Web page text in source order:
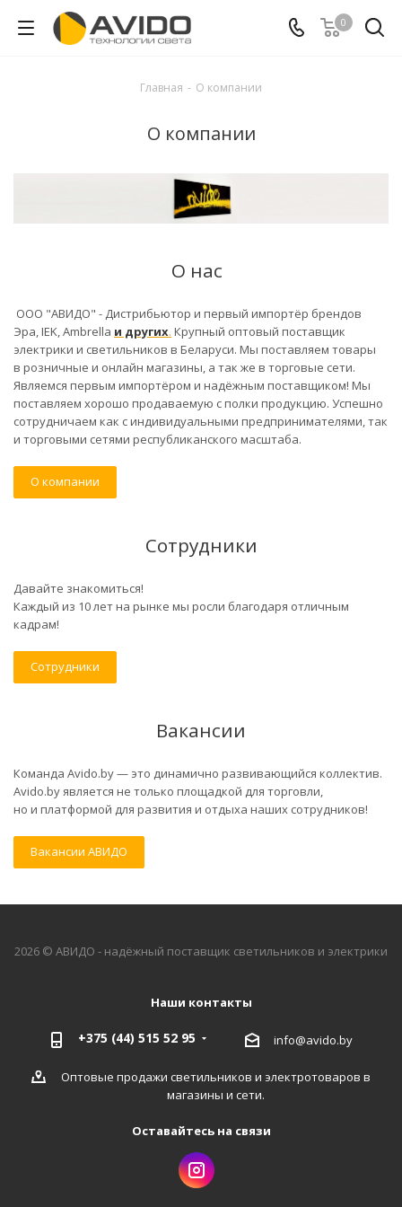
0
Главная - О компании
О компании
О нас
ООО "АВИДО" - Дистрибьютор и первый импортёр брендов
Эра, IEK, Ambrella и других. Крупный оптовый поставщик
электрики и светильников в Беларуси. Мы поставляем товары
в розничные и онлайн магазины, а так же в торговые сети.
Являемся первым импортёром и надёжным поставщиком! Мы
поставляем хорошо продаваемую с полки продукцию. Успешно
сотрудничаем как с индивидуальными предпринимателями, так
и торговыми сетями республиканского масштаба.
О компании
Сотрудники
Давайте знакомиться!
Каждый из 10 лет на рынке мы росли благодаря отличным
кадрам!
Сотрудники
Вакансии
Команда Avido.by — это динамично развивающийся коллектив.
Avido.by является не только площадкой для торговли,
но и платформой для развития и отдыха наших сотрудников!
Вакансии АВИДО
2026 © АВИДО - надёжный поставщик светильников и электрики
Наши контакты
+375 (44) 515 52 95 info@avido.by
Оптовые продажи светильников и электротоваров в
магазины и сети.
Оставайтесь на связи